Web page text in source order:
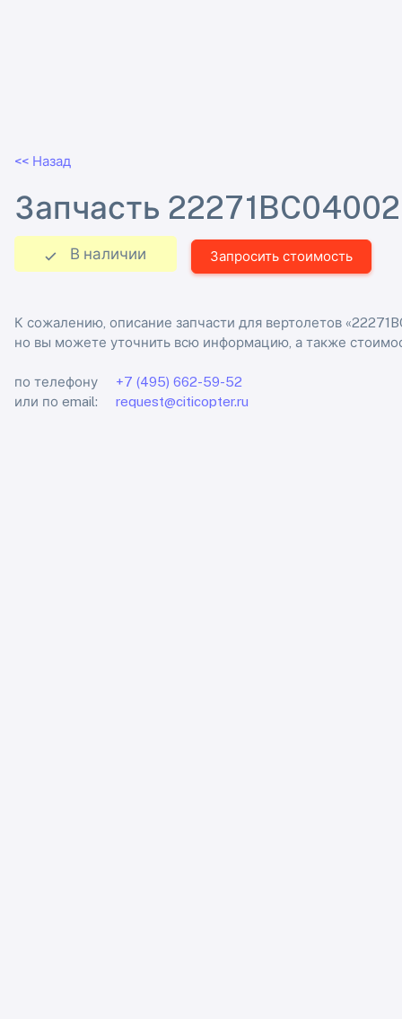
<< Назад
Запчасть
В наличии Запросить стоимость
К сожалению, описание запчасти для вертолетов
но вы можете уточнить всю информацию, а также
по телефону
+7 (495) 662-59-52
или по email: request@citicopter.ru